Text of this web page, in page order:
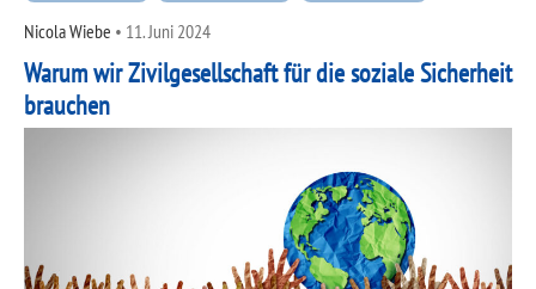
Nicola Wiebe • 11. Juni 2024
Warum wir Zivilgesellschaft für die soziale Sicherheit
brauchen